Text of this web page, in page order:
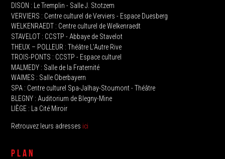
DISON : Le Tremplin‭ - Salle J. Stotzem‭
VERVIERS : Centre culturel de Verviers - Espace Duesberg
WELKENRAEDT : Centre culturel de Welkenraedt
STAVELOT‭ : CCSTP - Abbaye de Stavelot
THEUX‭ – POLLEUR : Théâtre L'Autre Rive
TROIS-PONTS : CCSTP - Espace culturel
MALMEDY : ‬Salle de la Fraternité
WAIMES : Salle Oberbayern
SPA : Centre culturel Spa-Jalhay-Stoumont - Théâtre
BLEGNY : Auditorium de Blegny-Mine
LIÈGE : La Cité Miroir
Retrouvez leurs adresses ici
PLAN